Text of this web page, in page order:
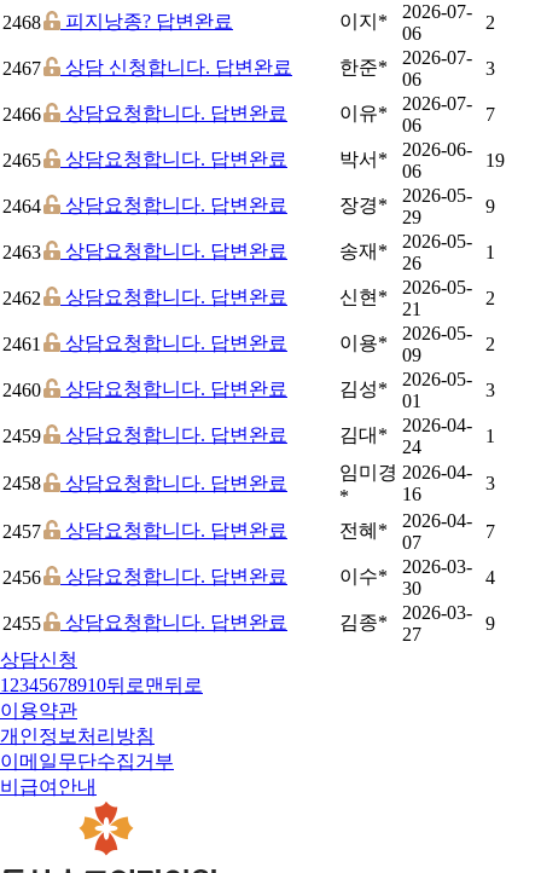
2468 피지낭종? 답변완료 이지*
2026-07-
06
2
2467 상담 신청합니다. 답변완료 한준*
2026-07-
06
3
2466 상담요청합니다. 답변완료 이유*
2026-07-
06
7
2465 상담요청합니다. 답변완료 박서*
2026-06-
06
19
2464 상담요청합니다. 답변완료 장경*
2026-05-
29
9
2463 상담요청합니다. 답변완료 송재*
2026-05-
26
1
2462 상담요청합니다. 답변완료 신현*
2026-05-
21
2
2461 상담요청합니다. 답변완료 이용*
2026-05-
09
2
2460 상담요청합니다. 답변완료 김성*
2026-05-
01
3
2459 상담요청합니다. 답변완료 김대*
2026-04-
24
1
2458 상담요청합니다. 답변완료
임미경
*
2026-04-
16
3
2457 상담요청합니다. 답변완료 전혜*
2026-04-
07
7
2456 상담요청합니다. 답변완료 이수*
2026-03-
30
4
2455 상담요청합니다. 답변완료 김종*
2026-03-
27
9
상담신청
1 2345678910뒤로맨뒤로
이용약관
개인정보처리방침
이메일무단수집거부
비급여안내